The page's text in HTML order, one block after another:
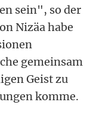
sein", so der
Nizäa habe
gemeinsam
Geist zu
komme.